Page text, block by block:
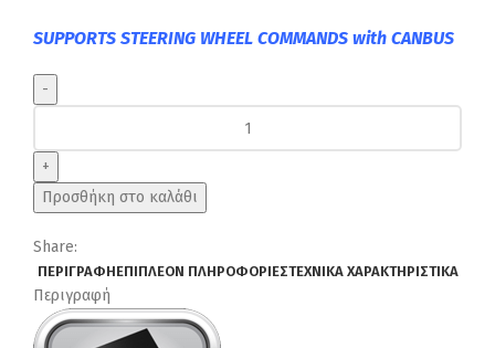
SUPPORTS STEERING WHEEL COMMANDS with CANBUS
9571_CPA
(9inc)
MULTIMEDIA
TABLET
SEAT
IBIZA
mod.
Προσθήκη στο καλάθι
Share:
ΠΕΡΙΓΡΑΦΉΕΠΙΠΛΈΟΝ ΠΛΗΡΟΦΟΡΊΕΣΤΕΧΝΙΚΆ ΧΑΡΑΚΤΗΡΙΣΤΙΚΆ
Περιγραφή